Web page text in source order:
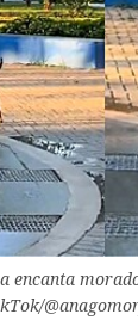
encanta